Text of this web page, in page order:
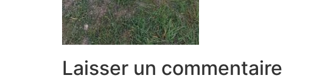
Laisser un commentaire